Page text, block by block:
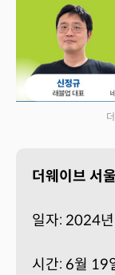
더웨이브 서
일자: 2024
시간: 6월